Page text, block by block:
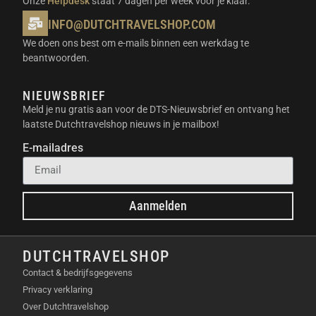
DRIE-MICROFOONARRAY EN
DIRECTIONELE OPNAMESTANDEN
microfoons die samenwerken voor een superieure
audiokwaliteit. Intelligente algoritmes sturen de
directionele opname aan, waardoor het systeem zich
moeiteloos aanpast aan elke omgeving. Je kunt
kiezen uit verschillende richtingskarakteristieken om
AI-RUISONDERDRUKKING MET NPU-
Storend omgevingsgeluid wordt krachtig gefilterd
dankzij de toonaangevende NPU-chip met
baanbrekende AI-prestaties. Het geavanceerde
algoritme herkent stemmen nauwkeurig en elimineert
INFO@DUTCHTRAVELSHOP.COM
We doen ons best om e-mails binnen een werkdag te
beantwoorden.
NIEUWSBRIEF
Meld je nu gratis aan voor de DTS-Nieuwsbrief en ontvang het
laatste Dutchtravelshop nieuws in je mailbox!
E-mailadres
Aanmelden
DUTCHTRAVELSHOP
Contact & bedrijfsgegevens
Privacy verklaring
Over Dutchtravelshop